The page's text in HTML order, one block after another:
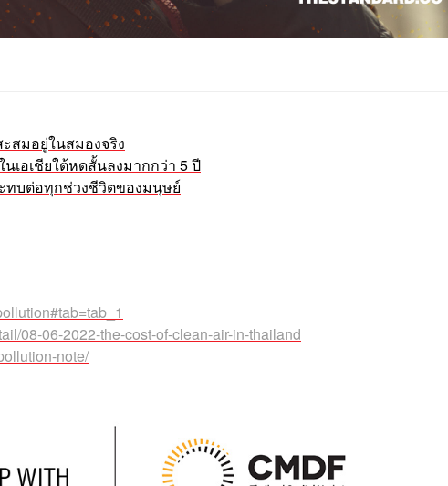
สมอยู่ในสมองจริง
อเชียใต้หดสั้นลงมากกว่า 5 ปี
ทบต่อทุกช่วงชีวิตของมนุษย์
08-06-2022-the-cost-of-clean-air-in-thailand
note/